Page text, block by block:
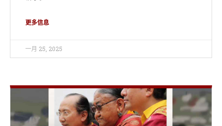
更多信息
一月 25, 2025
日程